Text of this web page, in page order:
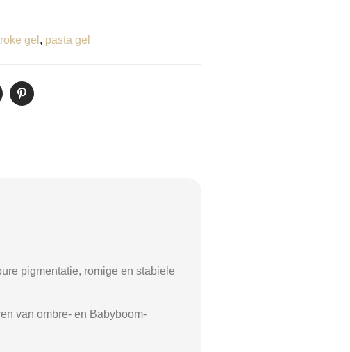
gel , pasta gel
pigmentatie, romige en stabiele
van ombre- en Babyboom-